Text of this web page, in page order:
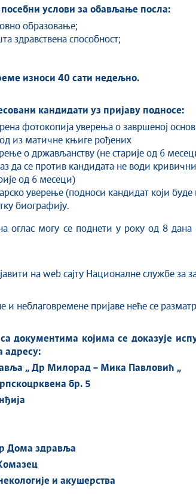
услови за обављање посла:
образовање;
здравствена способност;
износи 40 сати недељно.
кандидати уз пријаву подносе:
фотокопија уверења о завршеној
из матичне књиге рођених
о држављанству (не старије од 6
да се против кандидата не води
од 6 месеци)
уверење (подноси кандидат који
биографију.
на оглас могу се поднети у року од 8
на web сајту Националне службе
и неблаговремене пријаве неће се
са документима којима се доказује
адресу:
„ Др Милорад – Мика Павловић „
бр. 5
Дома здравља
и акушерства